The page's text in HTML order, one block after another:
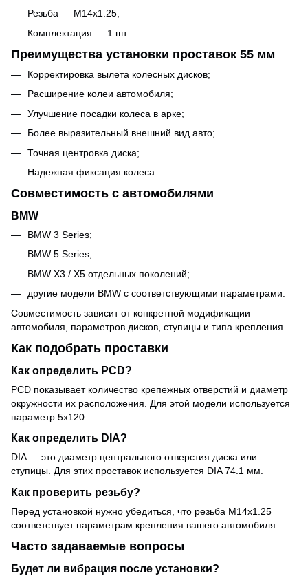
Резьба — M14x1.25;
Комплектация — 1 шт.
Преимущества установки проставок 55 мм
Корректировка вылета колесных дисков;
Расширение колеи автомобиля;
Улучшение посадки колеса в арке;
Более выразительный внешний вид авто;
Точная центровка диска;
Надежная фиксация колеса.
Совместимость с автомобилями
BMW
BMW 3 Series;
BMW 5 Series;
BMW X3 / X5 отдельных поколений;
другие модели BMW с соответствующими параметрами.
Совместимость зависит от конкретной модификации
автомобиля, параметров дисков, ступицы и типа крепления.
Как подобрать проставки
Как определить PCD?
PCD показывает количество крепежных отверстий и диаметр
окружности их расположения. Для этой модели используется
параметр 5x120.
Как определить DIA?
DIA — это диаметр центрального отверстия диска или
ступицы. Для этих проставок используется DIA 74.1 мм.
Как проверить резьбу?
Перед установкой нужно убедиться, что резьба M14x1.25
соответствует параметрам крепления вашего автомобиля.
Часто задаваемые вопросы
Будет ли вибрация после установки?